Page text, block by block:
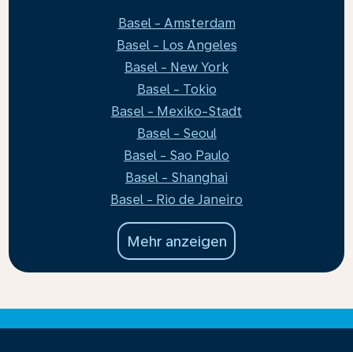
Basel - Amsterdam
Basel - Los Angeles
Basel - New York
Basel - Tokio
Basel - Mexiko-Stadt
Basel - Seoul
Basel - Sao Paulo
Basel - Shanghai
Basel - Rio de Janeiro
Mehr anzeigen